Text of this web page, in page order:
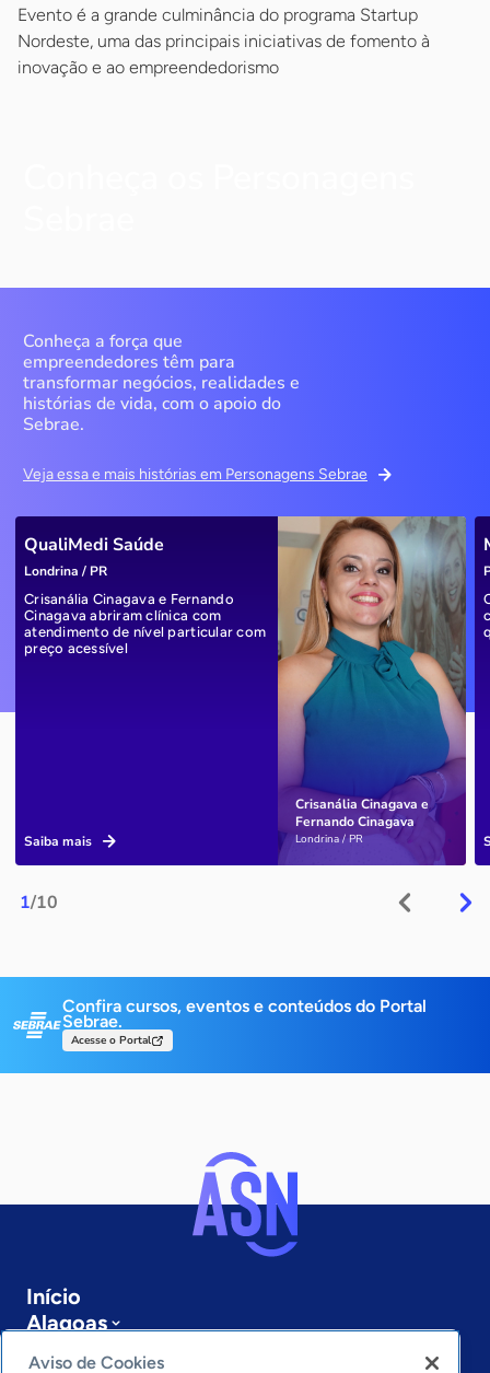
Evento é a grande culminância do programa Startup
Nordeste, uma das principais iniciativas de fomento à
inovação e ao empreendedorismo
Conheça a força que
empreendedores têm para
transformar negócios, realidades e
histórias de vida, com o apoio do
Sebrae.
Veja essa e mais histórias em Personagens Sebrae
1/10
Crisanália Cinagava e
Fernando Cinagava
Londrina / PR
QualiMedi Saúde
Londrina / PR
Crisanália Cinagava e Fernando
Cinagava abriram clínica com
atendimento de nível particular com
preço acessível
Saiba mais
Confira cursos, eventos e conteúdos do Portal
Sebrae.
Acesse o Portal
Início
Alagoas
Sobre a ASN
Aviso de Cookies